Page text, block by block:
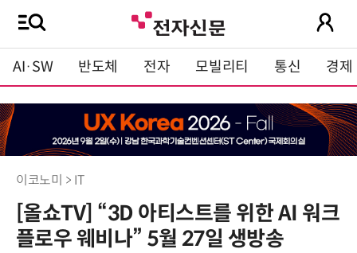
AI·SW 반도체 전자 모빌리티 통신 경제
이코노미 > IT
[올쇼TV] “3D 아티스트를 위한 AI 워크
플로우 웨비나” 5월 27일 생방송